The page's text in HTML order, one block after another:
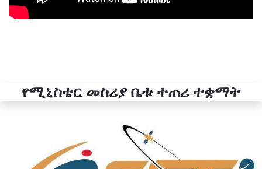
የሚኒስቴር መስሪያ ቤቱ ተጠሪ ተቋማት